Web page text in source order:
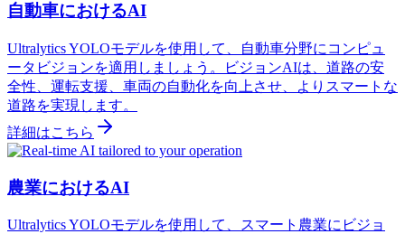
自動車におけるAI
Ultralytics YOLOモデルを使用して、自動車分野にコンピュ
ータビジョンを適用しましょう。ビジョンAIは、道路の安
全性、運転支援、車両の自動化を向上させ、よりスマートな
道路を実現します。
詳細はこちら
農業におけるAI
Ultralytics YOLOモデルを使用して、スマート農業にビジョ